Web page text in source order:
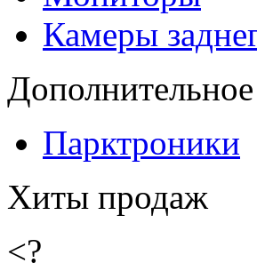
Камеры
Парктроники
Хиты продаж
<?